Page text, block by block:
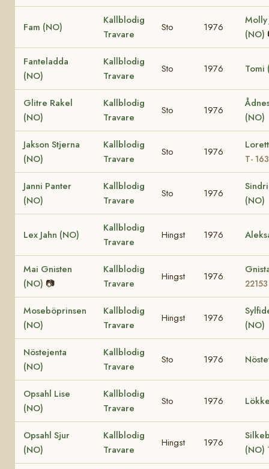
Fam (NO)
Kallblodig
Travare
Sto 1976
Molly
(NO)
Fanteladda
(NO)
Kallblodig
Travare
Sto 1976 Tomi
Glitre Rakel
(NO)
Kallblodig
Travare
Sto 1976
(NO)
Jakson Stjerna
(NO)
Kallblodig
Travare
Sto 1976
T-
Janni Panter
(NO)
Kallblodig
Travare
Sto 1976
(NO)
Lex Jahn (NO)
Kallblodig
Travare
Hingst 1976
Mai Gnisten
(NO) 📷
Kallblodig
Travare
Hingst 1976
22153
Moseböprinsen
(NO)
Kallblodig
Travare
Hingst 1976
(NO)
Nöstejenta
(NO)
Kallblodig
Travare
Sto 1976
Opsahl Lise
(NO)
Kallblodig
Travare
Sto 1976
Opsahl Sjur
(NO)
Kallblodig
Travare
Hingst 1976
(NO)